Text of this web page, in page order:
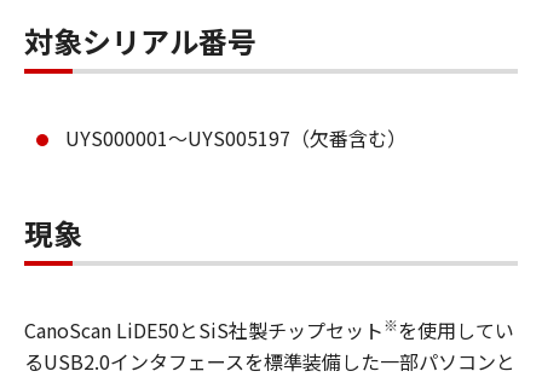
対象シリアル番号
UYS000001～UYS005197（欠番含む）
現象
CanoScan LiDE50とSiS社製チップセット※を使用してい
るUSB2.0インタフェースを標準装備した一部パソコンと